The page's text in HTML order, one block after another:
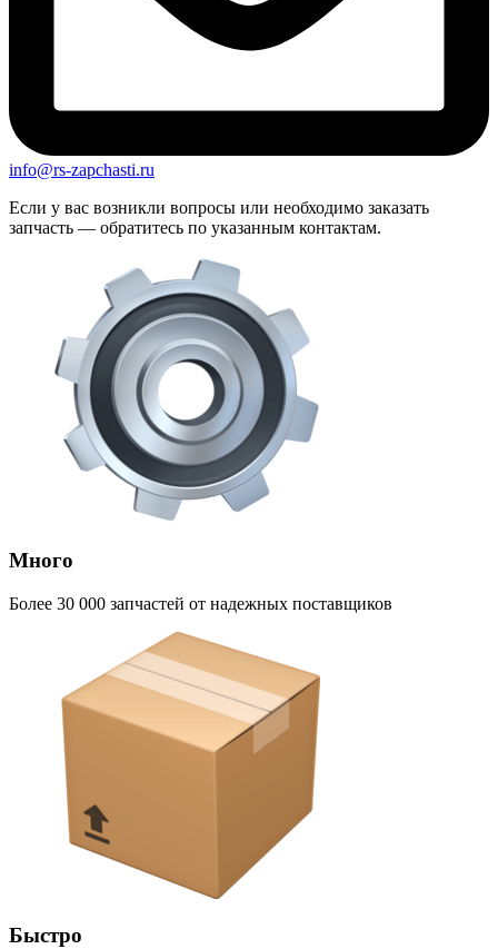
info@rs-zapchasti.ru
Если у вас возникли вопросы или необходимо заказать
запчасть — обратитесь по указанным контактам.
Много
Более 30 000 запчастей от надежных поставщиков
Быстро